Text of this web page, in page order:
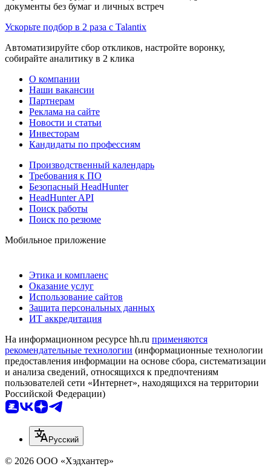
документы без бумаг и личных встреч
Ускорьте подбор в 2 раза с Talantix
Автоматизируйте сбор откликов, настройте воронку,
собирайте аналитику в 2 клика
О компании
Наши вакансии
Партнерам
Реклама на сайте
Новости и статьи
Инвесторам
Кандидаты по профессиям
Производственный календарь
Требования к ПО
Безопасный HeadHunter
HeadHunter API
Поиск работы
Поиск по резюме
Мобильное приложение
Этика и комплаенс
Оказание услуг
Использование сайтов
Защита персональных данных
ИТ аккредитация
На информационном ресурсе hh.ru применяются
рекомендательные технологии (информационные технологии
предоставления информации на основе сбора, систематизации
и анализа сведений, относящихся к предпочтениям
пользователей сети «Интернет», находящихся на территории
Российской Федерации)
Русский
© 2026 ООО «Хэдхантер»